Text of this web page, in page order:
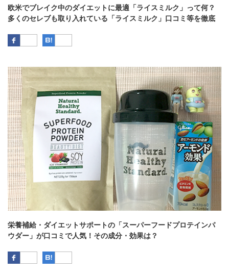
欧米でブレイク中のダイエットに最適「ライスミルク」って何？
多くのセレブも取り入れている「ライスミルク」口コミ等を徹底
Facebook
栄養補給・ダイエットサポートの「スーパーフードプロテインパ
ウダー」が口コミで人気！その成分・効果は？
Facebook